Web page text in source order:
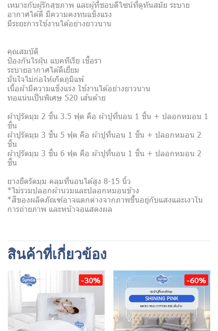
เหมาะกับผู้รักสุขภาพ และผู้ที่ชอบดีไซน์ที่ดูทันสมัย ระบาย
อากาศได้ดี มีความคงทนแข็งแรง
มีระยะการใช้งานได้อย่างยาวนาน
คุณสมบัติ
ป้องกันไรฝุ่น แบคทีเรีย เชื้อรา
ระบายอากาศได้ดีเยี่ยม
มั่นใจไม่ก่อให้เกิดภูมิแพ้
เนื้อผ้ามีความแข็งแรง ใช้งานได้อย่างยาวนาน
ทอแน่นเป็นพิเศษ 520 เส้นด้าย
ผ้าปูรัดมุม 2 ชิ้น 3.5 ฟุต คือ ผ้าปูที่นอน 1 ชิ้น + ปลอกหมอน 1
ชิ้น
ผ้าปูรัดมุม 3 ชิ้น 5 ฟุต คือ ผ้าปูที่นอน 1 ชิ้น + ปลอกหมอน 2
ชิ้น
ผ้าปูรัดมุม 3 ชิ้น 6 ฟุต คือ ผ้าปูที่นอน 1 ชิ้น + ปลอกหมอน 2
ชิ้น
ยางยืดรัดมุม คลุมที่นอนได้สูง 8-15 นิ้ว
*ไม่รวมปลอกผ้านวมและปลอกหมอนข้าง
*สีของผลิตภัณฑ์อาจแตกต่างจากภาพขึ้นอยู่กับแสงและเงาใน
การถ่ายภาพ และหน้าจอแสดงผล
สินค้าที่เกี่ยวข้อง
-30% -60%